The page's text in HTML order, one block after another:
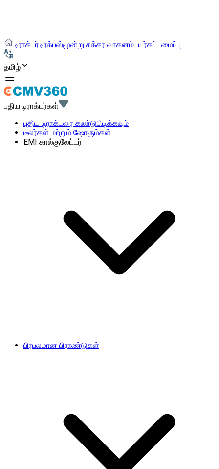
டிராக்டர்டிரக்பஸ்மூன்று சக்கர வாகனம்டயர்கட்டமைப்பு
தமிழ்
புதிய டிராக்டர்கள்
புதிய டிராக்டரை கண்டுபிடிக்கவும்
டீலர்கள் மற்றும் ஷோரூம்கள்
EMI கால்குலேட்டர்
பிரபலமான பிராண்டுகள்